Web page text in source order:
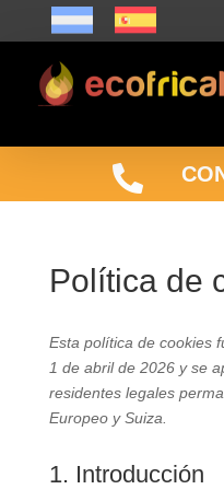

Política de
Esta política de cookies
1 de abril de 2026 y se
residentes legales
Europeo y Suiza.
1. Introducción